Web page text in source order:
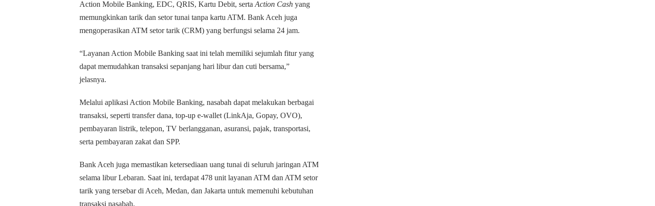
Action Mobile Banking, EDC, QRIS, Kartu Debit, serta Action Cash yang
memungkinkan tarik dan setor tunai tanpa kartu ATM. Bank Aceh juga
mengoperasikan ATM setor tarik (CRM) yang berfungsi selama 24 jam.
“Layanan Action Mobile Banking saat ini telah memiliki sejumlah fitur yang
dapat memudahkan transaksi sepanjang hari libur dan cuti bersama,”
jelasnya.
Melalui aplikasi Action Mobile Banking, nasabah dapat melakukan berbagai
transaksi, seperti transfer dana, top-up e-wallet (LinkAja, Gopay, OVO),
pembayaran listrik, telepon, TV berlangganan, asuransi, pajak, transportasi,
serta pembayaran zakat dan SPP.
Bank Aceh juga memastikan ketersediaan uang tunai di seluruh jaringan ATM
selama libur Lebaran. Saat ini, terdapat 478 unit layanan ATM dan ATM setor
tarik yang tersebar di Aceh, Medan, dan Jakarta untuk memenuhi kebutuhan
transaksi nasabah.